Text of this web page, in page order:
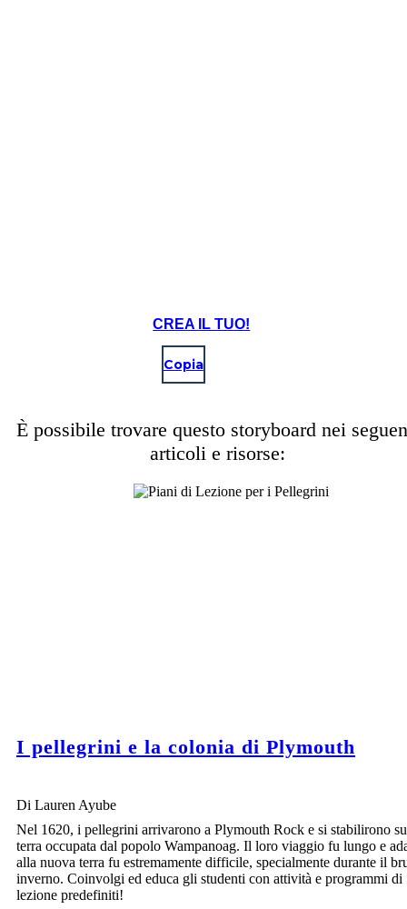
CREA IL TUO!
Copia
È possibile trovare questo storyboard nei
articoli e risorse:
I pellegrini e la colonia di Plymouth
Di Lauren Ayube
Nel 1620, i pellegrini arrivarono a Plymouth Rock e si stabilirono
terra occupata dal popolo Wampanoag. Il loro viaggio fu lungo e
alla nuova terra fu estremamente difficile, specialmente durante il
inverno. Coinvolgi ed educa gli studenti con attività e programmi di
lezione predefiniti!